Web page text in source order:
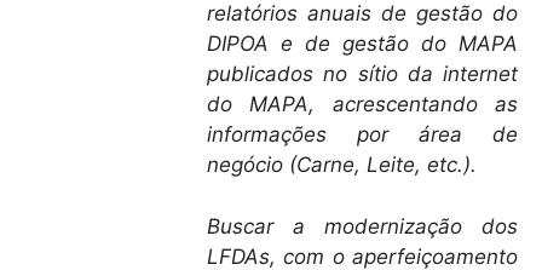
relatórios anuais de gestão do
DIPOA e de gestão do MAPA
publicados no sítio da internet
do MAPA, acrescentando as
informações por área de
negócio (Carne, Leite, etc.).
Buscar a modernização dos
LFDAs, com o aperfeiçoamento